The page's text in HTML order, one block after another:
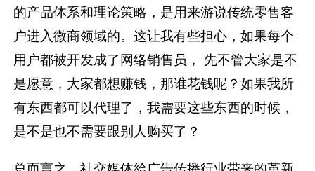
的产品体系和理论策略，是用来游说传统零售客
户进入微商领域的。这让我有些担心，如果每个
用户都被开发成了网络销售员， 先不管大家是不
是愿意，大家都想赚钱，那谁花钱呢？如果我所
有东西都可以代理了，我需要这些东西的时候，
是不是也不需要跟别人购买了？